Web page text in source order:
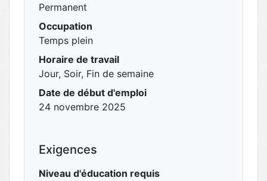
Permanent
Occupation
Temps plein
Horaire de travail
Jour, Soir, Fin de semaine
Date de début d'emploi
24 novembre 2025
Exigences
Niveau d'éducation requis